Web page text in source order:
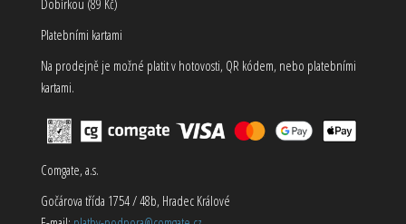
Dobírkou (89 Kč)
Platebními kartami
Na prodejně je možné platit v hotovosti, QR kódem, nebo platebními
kartami.
Comgate, a.s.
Gočárova třída 1754 / 48b, Hradec Králové